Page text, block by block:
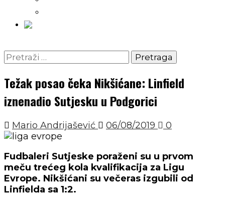
Pretraga:
Težak posao čeka Nikšićane: Linfield
iznenadio Sutjesku u Podgorici
Mario Andrijašević 06/08/2019 0
Fudbaleri Sutjeske poraženi su u prvom
meču trećeg kola kvalifikacija za Ligu
Evrope. Nikšićani su večeras izgubili od
Linfielda sa 1:2.